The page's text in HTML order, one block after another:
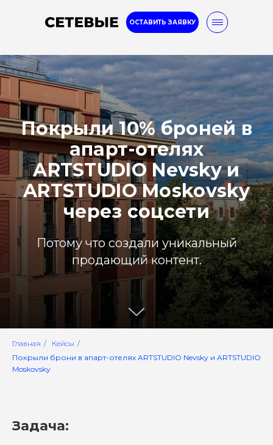
Блог
Кейсы
Услуги
ОСТАВИТЬ ЗАЯВКУ
8-800-777-32-96
Internet marketing
Покрыли 10% броней в
апарт-отелях
ARTSTUDIO Nevsky и
ARTSTUDIO Moskovsky
через соцсети
Потому что создали уникальный
продающий контент.
Главная / Кейсы /
Покрыли брони в апарт-отелях ARTSTUDIO Nevsky и ARTSTUDIO
Moskovsky
Задача: